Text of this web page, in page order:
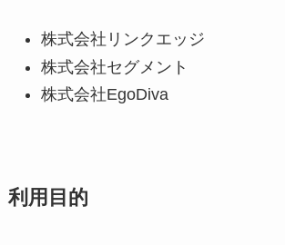
株式会社リンクエッジ
株式会社セグメント
株式会社EgoDiva
利用目的